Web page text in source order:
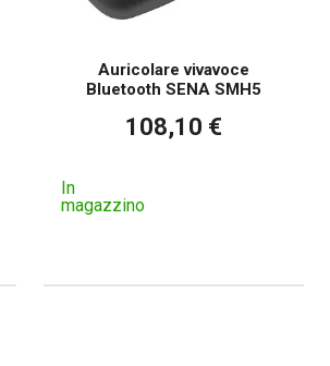
Auricolare vivavoce
Bluetooth SENA SMH5
108,10 €
In
magazzino